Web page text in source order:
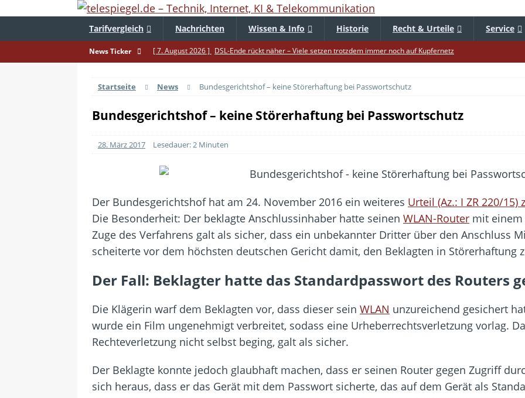
Tarifvergleich Nachrichten Wissen & Info Historie Recht & Urteile Service
News Ticker [ 7. August 2026 ] DSL-Ende rückt näher – Viele setzen trotzdem immer noch auf Kupfernetz
[ 4. August 2026 ] Smartphone-Kauf – Zu diesem Zeitpunkt sparen Käufer am meisten
[ 3. August 2026 ]
1&1 bekommt auf die Mütze – Unklare Unlimited-Klauseln sind unzulässig
[ 29. Juli 2026 ] Achtung: Polizei warnt – Raffinierte, neue WhatsApp-Betrugsmasche
[ 28. Juli 2026 ]
Im Urlaub erreichbar? – Warum viele Beschäftigte nicht abschalten
[ 22. Juli 2026 ]
WhatsApp macht die Handynummer unsichtbar – Die Benutzernamen kommen
[ 21. Juli 2026 ]
Wichtiges BGH-Urteil – Verbraucherrechte bei Online-Kündigung gestärkt
Startseite News Bundesgerichtshof – keine Störerhaftung bei Passwortschutz
Bundesgerichtshof – keine Störerhaftung bei Passwortschutz
28. März 2017 Lesedauer: 2 Minuten
Der Bundesgerichtshof hat am 24. November 2016 ein weiteres Urteil (Az.: I ZR 220/
Die Besonderheit: Der beklagte Anschlussinhaber hatte seinen WLAN-Router mit einem
Zuge des Verfahrens galt als sicher, dass ein unbekannter Dritter über den Anschluss
scheiterte vor dem höchsten deutschen Gericht damit, den Beklagten in Störerhaftung
Der Fall: Beklagter hatte das Standardpasswort des Routers
Die Klägerin warf dem Beklagten vor, dass dieser sein WLAN unzureichend gesichert
wurde ein Film ungenehmigt verbreitet, sodass eine Urheberrechtsverletzung vorlag.
Rechteverletzung nicht selbst beging, galt als sicher.
Der Beklagte konnte jedoch glaubhaft machen, dass er seinen Router gegen Zugriff
sich heraus, dass er das Gerät mit dem Passwort sicherte, das auf dem Gerät als